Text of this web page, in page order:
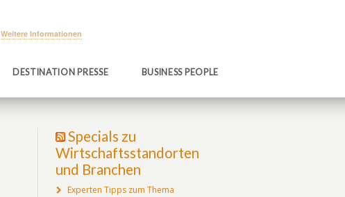
DESTINATION PRESSE BUSINESS PEOPLE
Specials zu
Wirtschaftsstandorten
und Branchen
Experten Tipps zum Thema
Weitere Informationen